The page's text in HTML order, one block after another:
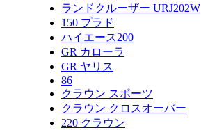
ランドクルーザー URJ202W
150 プラド
ハイエース200
GR カローラ
GR ヤリス
86
クラウン スポーツ
クラウン クロスオーバー
220 クラウン